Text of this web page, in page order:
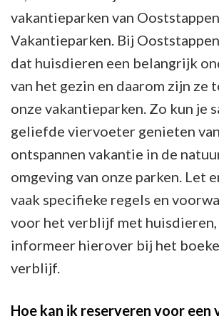
vakantieparken van Ooststappen
Vakantieparken. Bij
dat huisdieren een belangrijk
van het gezin en daarom zijn ze
onze vakantieparken. Zo kun je
geliefde viervoeter genieten
ontspannen vakantie in de
omgeving van onze parken. Let
vaak specifieke regels en
voor het verblijf met huisdieren,
informeer hierover bij het
verblijf.
Hoe kan ik reserveren voor een